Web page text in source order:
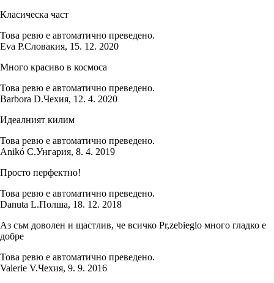
Класическа част
Това ревю е автоматично преведено.
Eva P.Словакия, 15. 12. 2020
Много красиво в космоса
Това ревю е автоматично преведено.
Barbora D.Чехия, 12. 4. 2020
Идеалният килим
Това ревю е автоматично преведено.
Anikó C.Унгария, 8. 4. 2019
Просто перфектно!
Това ревю е автоматично преведено.
Danuta L.Полша, 18. 12. 2018
Аз съм доволен и щастлив, че всичко Pr,zebieglo много гладко е
добре
Това ревю е автоматично преведено.
Valerie V.Чехия, 9. 9. 2016